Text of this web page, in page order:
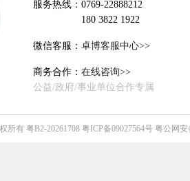
服务热线：0769-22888212
180 3822 1922
微信客服： 卓博客服中心>>
商务合作： 在线咨询>>
公益/政府/事业单位合作专属
所有 粤B2-20261708 粤ICP备09027564号 粤公网安